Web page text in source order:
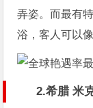
弄姿。而最有
浴，客人可以
2.希腊 米